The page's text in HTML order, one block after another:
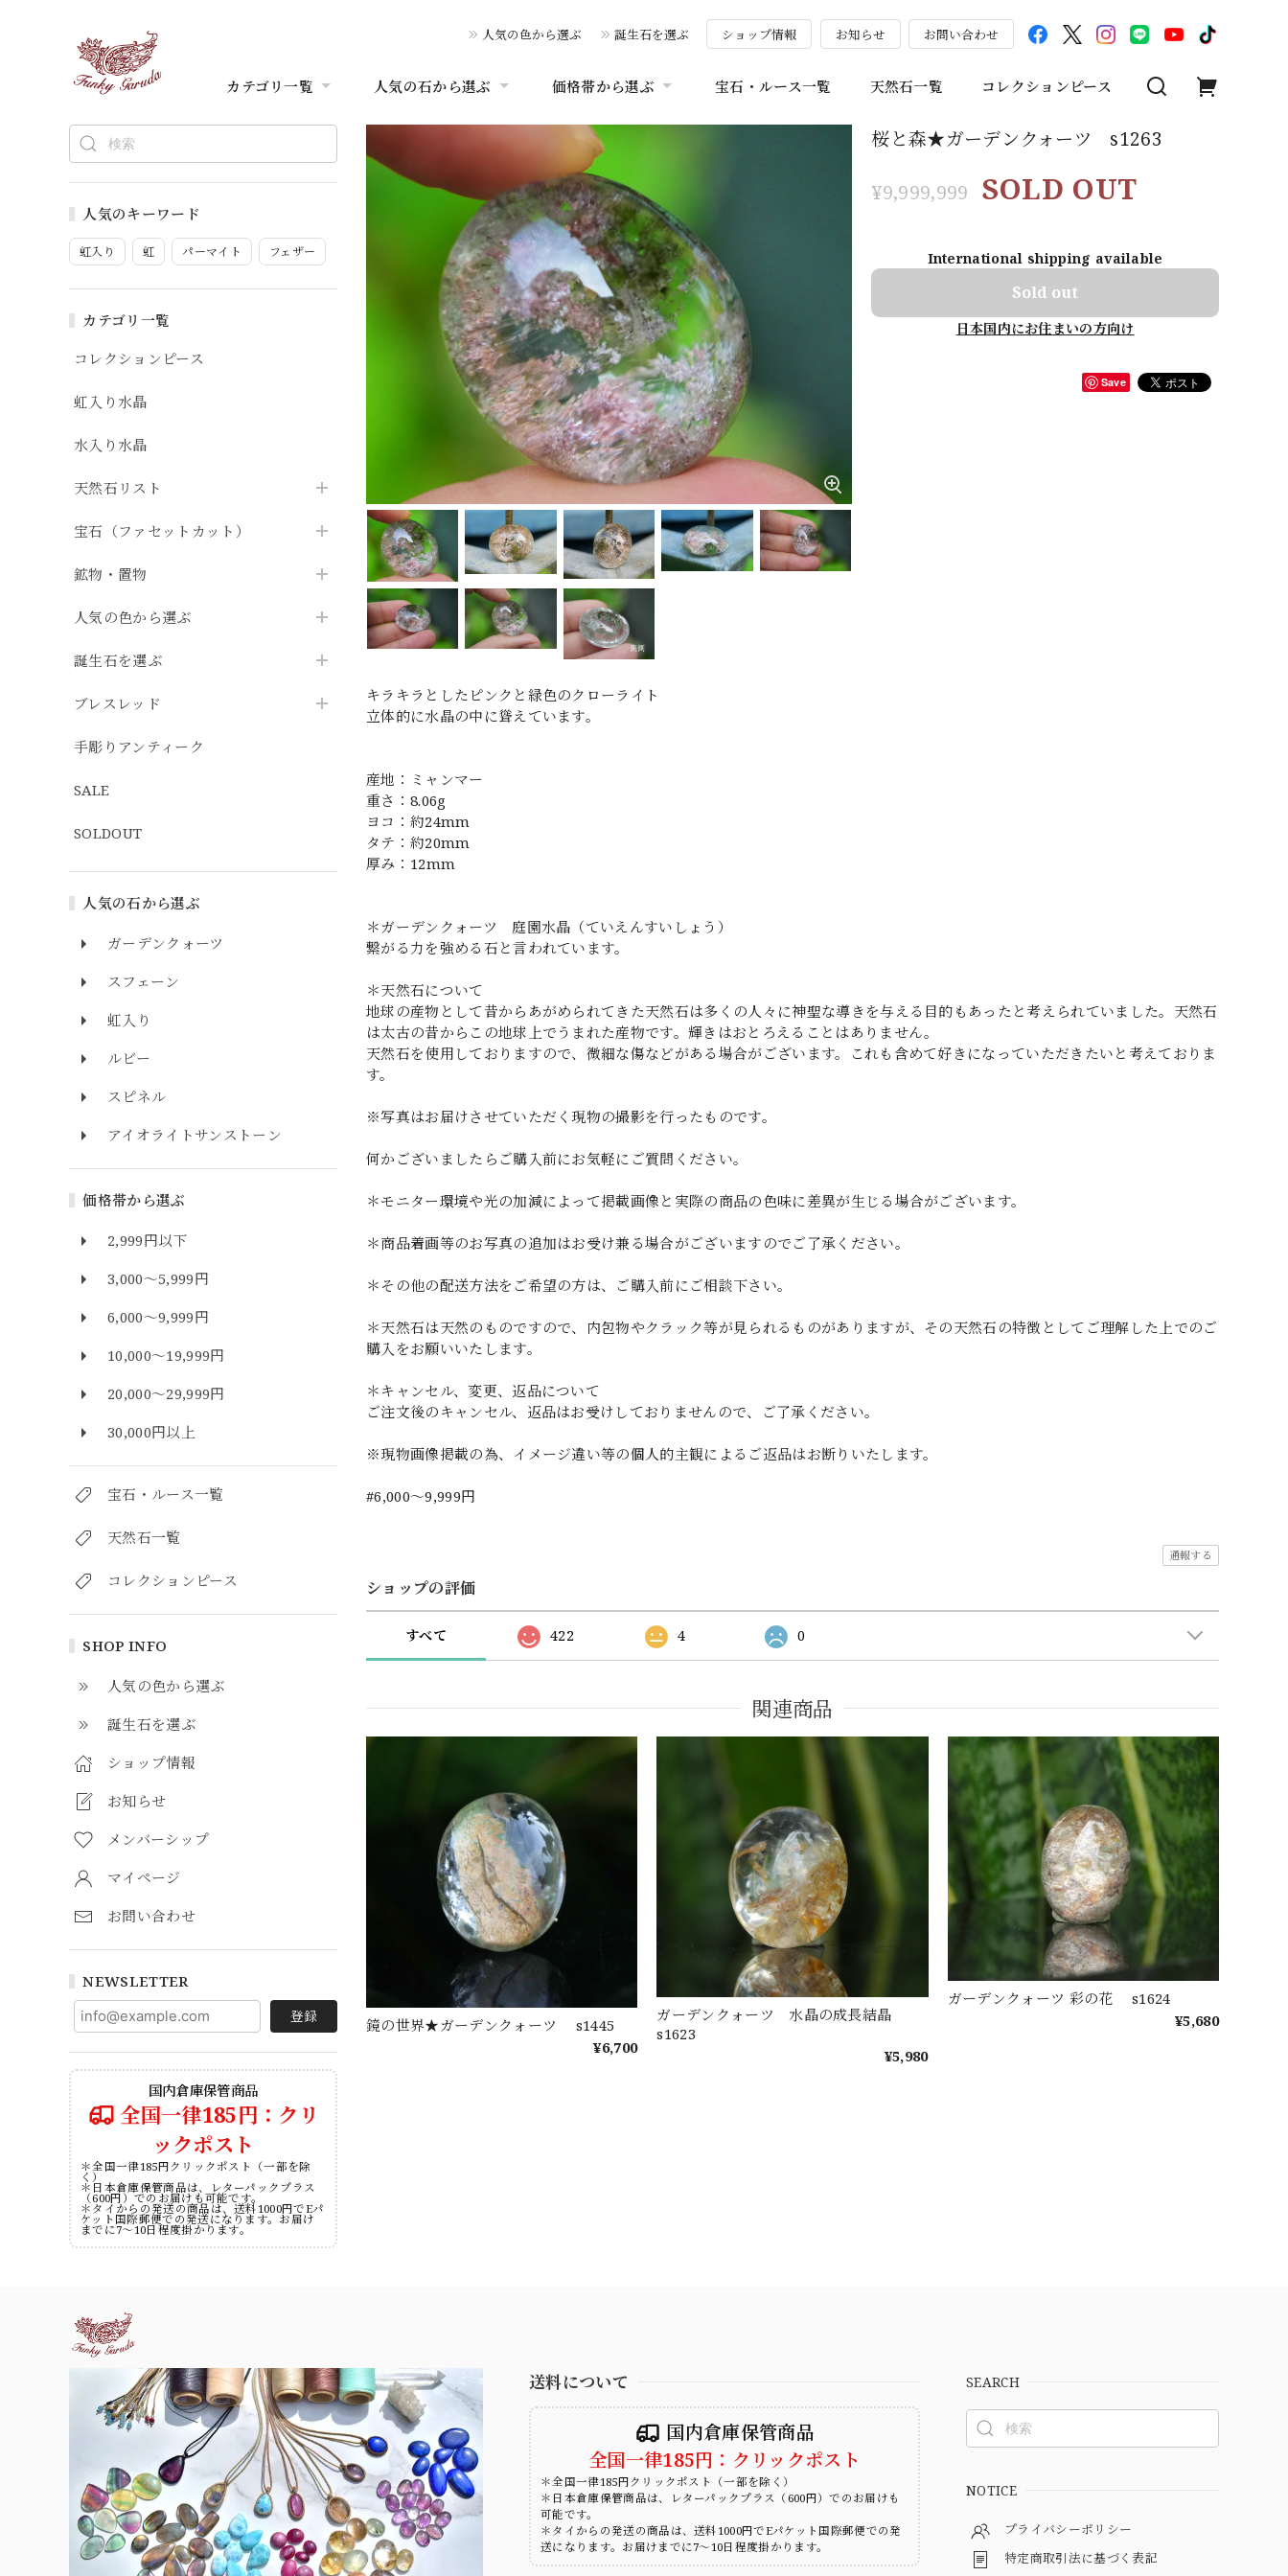
人気の色から選ぶ 誕生石を選ぶ ショップ情報 お知らせ お問い合わせ
カテゴリ一覧 人気の石から選ぶ 価格帯から選ぶ 宝石・ルース一覧 天然石一覧 コレクションピース
人気のキーワード
虹入り 虹 パーマイト フェザー
カテゴリ一覧
コレクションピース
虹入り水晶
水入り水晶
天然石リスト
宝石（ファセットカット）
鉱物・置物
人気の色から選ぶ
誕生石を選ぶ
ブレスレッド
手彫りアンティーク
SALE
SOLDOUT
人気の石から選ぶ
ガーデンクォーツ
スフェーン
虹入り
ルビー
スピネル
アイオライトサンストーン
価格帯から選ぶ
2,999円以下
3,000～5,999円
6,000～9,999円
10,000～19,999円
20,000～29,999円
30,000円以上
宝石・ルース一覧
天然石一覧
コレクションピース
SHOP INFO
人気の色から選ぶ
誕生石を選ぶ
ショップ情報
お知らせ
メンバーシップ
マイページ
お問い合わせ
NEWSLETTER
登録
国内倉庫保管商品
全国一律185円：クリ
ックポスト
＊全国一律185円クリックポスト（一部を除
く）
＊日本倉庫保管商品は、レターパックプラス
（600円）でのお届けも可能です。
＊タイからの発送の商品は、送料1000円でEパ
ケット国際郵便での発送になります。お届け
までに7～10日程度掛かります。
桜と森★ガーデンクォーツ s1263
¥9,999,999 SOLD OUT
International shipping available
Sold out
日本国内にお住まいの方向け
Save
キラキラとしたピンクと緑色のクローライト
立体的に水晶の中に聳えています。
産地：ミャンマー
重さ：8.06g
ヨコ：約24mm
タテ：約20mm
厚み：12mm
＊ガーデンクォーツ 庭園水晶（ていえんすいしょう）
繋がる力を強める石と言われています。
＊天然石について
地球の産物として昔からあがめられてきた天然石は多くの人々に神聖な導きを与える目的もあったと考えられていました。天然石
は太古の昔からこの地球上でうまれた産物です。輝きはおとろえることはありません。
天然石を使用しておりますので、微細な傷などがある場合がございます。これも含めて好きになっていただきたいと考えておりま
す。
※写真はお届けさせていただく現物の撮影を行ったものです。
何かございましたらご購入前にお気軽にご質問ください。
＊モニター環境や光の加減によって掲載画像と実際の商品の色味に差異が生じる場合がございます。
＊商品着画等のお写真の追加はお受け兼る場合がございますのでご了承ください。
＊その他の配送方法をご希望の方は、ご購入前にご相談下さい。
＊天然石は天然のものですので、内包物やクラック等が見られるものがありますが、その天然石の特徴としてご理解した上でのご
購入をお願いいたします。
＊キャンセル、変更、返品について
ご注文後のキャンセル、返品はお受けしておりませんので、ご了承ください。
※現物画像掲載の為、イメージ違い等の個人的主観によるご返品はお断りいたします。
#6,000～9,999円
通報する
ショップの評価
すべて 422 4 0
関連商品
鏡の世界★ガーデンクォーツ s1445
¥6,700
ガーデンクォーツ 水晶の成長結晶
s1623
¥5,980
ガーデンクォーツ 彩の花 s1624
¥5,680
送料について
国内倉庫保管商品
全国一律185円：クリックポスト
＊全国一律185円クリックポスト（一部を除く）
＊日本倉庫保管商品は、レターパックプラス（600円）でのお届けも
可能です。
＊タイからの発送の商品は、送料1000円でEパケット国際郵便での発
送になります。お届けまでに7～10日程度掛かります。
SEARCH
NOTICE
プライバシーポリシー
特定商取引法に基づく表記